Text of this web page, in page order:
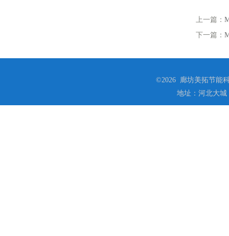
上一篇：
下一篇：
©2026 廊坊美拓节能
地址：河北大城